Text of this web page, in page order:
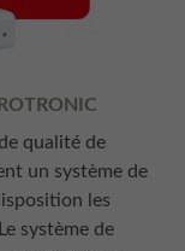
qualité de
un système de
les
système de